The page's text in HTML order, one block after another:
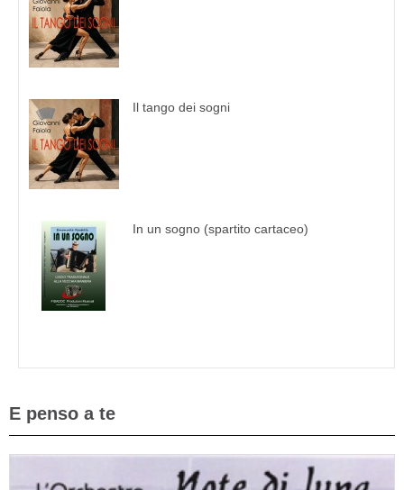
Il tango dei sogni
In un sogno (spartito cartaceo)
E penso a te